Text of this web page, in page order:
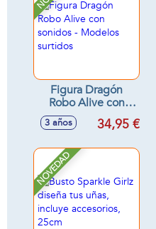
Figura Dragón
Robo Alive con
sonidos - Modelos
surtidos
3 años 34,95 €
NOVEDAD